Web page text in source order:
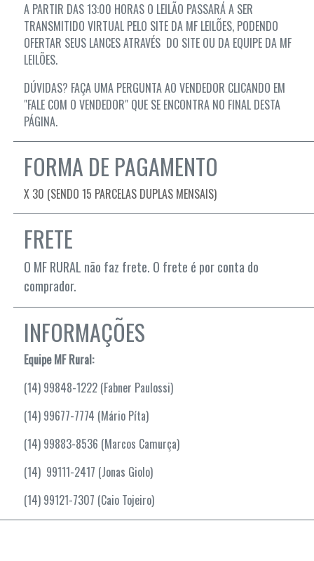
A PARTIR DAS 13:00 HORAS O LEILÃO PASSARÁ A SER
TRANSMITIDO VIRTUAL PELO SITE DA MF LEILÕES, PODENDO
OFERTAR SEUS LANCES ATRAVÉS DO SITE OU DA EQUIPE DA MF
LEILÕES.
DÚVIDAS? FAÇA UMA PERGUNTA AO VENDEDOR CLICANDO EM
"FALE COM O VENDEDOR" QUE SE ENCONTRA NO FINAL DESTA
PÁGINA.
FORMA DE PAGAMENTO
X 30 (SENDO 15 PARCELAS DUPLAS MENSAIS)
FRETE
O MF RURAL não faz frete. O frete é por conta do
comprador.
INFORMAÇÕES
Equipe MF Rural:
(14) 99848-1222 (Fabner Paulossi)
(14) 99677-7774 (Mário Píta)
(14) 99883-8536 (Marcos Camurça)
(14) 99111-2417 (Jonas Giolo)
(14) 99121-7307 (Caio Tojeiro)